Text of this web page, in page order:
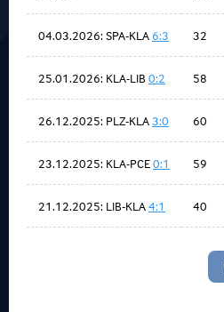
04.03.2026: SPA-KLA 6:3 32
25.01.2026: KLA-LIB 0:2 58
26.12.2025: PLZ-KLA3:0 60
23.12.2025: KLA-PCE0:1 59
21.12.2025: LIB-KLA4:1 40